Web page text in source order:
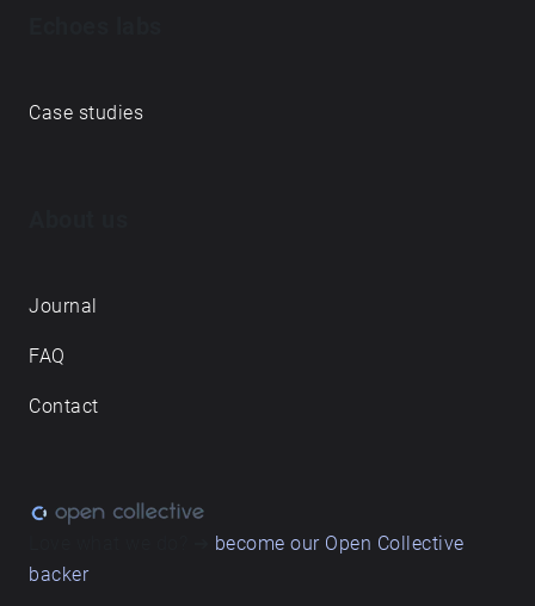
Case studies
Journal
FAQ
Contact
become our Open Collective
backer